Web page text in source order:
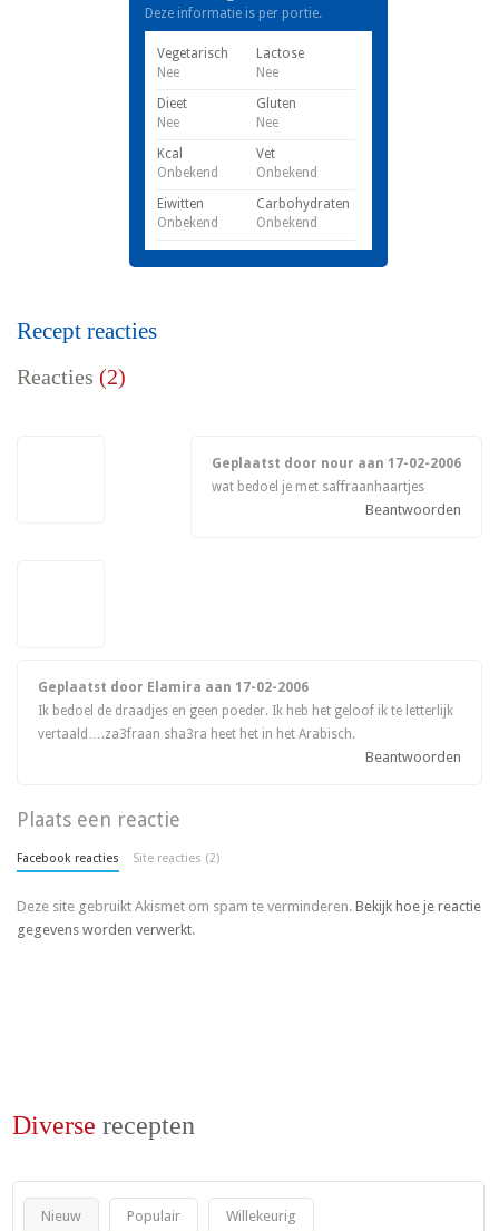
Deze informatie is per portie.
Vegetarisch
Nee
Lactose
Nee
Dieet
Nee
Gluten
Nee
Kcal
Onbekend
Vet
Onbekend
Eiwitten
Onbekend
Carbohydraten
Onbekend
Recept reacties
Reacties(2)
Geplaatst door nour aan 17-02-2006
wat bedoel je met saffraanhaartjes
Beantwoorden
Geplaatst door Elamira aan17-02-2006
Ik bedoel de draadjes en geen poeder. Ik heb het geloof ik te letterlijk
vertaald….za3fraan sha3ra heet het in het Arabisch.
Beantwoorden
Plaats een reactie
Facebook reacties Site reacties (2)
Deze site gebruikt Akismet om spam te verminderen.Bekijk hoe je reactie
gegevens worden verwerkt.
Diverse recepten
Nieuw Populair Willekeurig